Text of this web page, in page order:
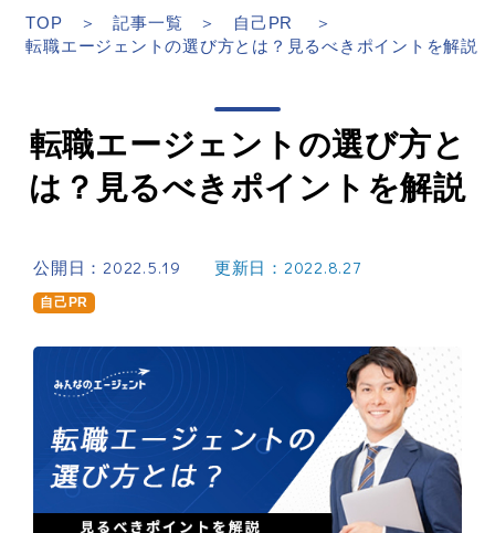
TOP 記事一覧
自己PR
転職エージェントの選び方とは？見るべきポイントを解説
転職エージェントの選び方と
は？見るべきポイントを解説
公開日：2022.5.19 更新日：2022.8.27
自己PR